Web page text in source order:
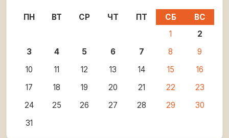
ПН ВТ СР ЧТ ПТ СБ
ВС
1
2
3
4 5 6 7 8
9
10
11 12 13 14 15
16
17
18 19 20 21 22
23
24
25 26 27 28 29
30
31